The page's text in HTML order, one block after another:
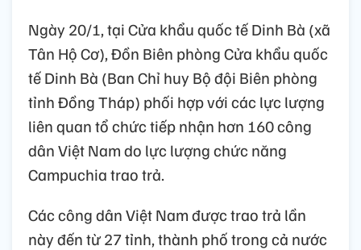
Ngày 20/1, tại Cửa khẩu quốc tế Dinh Bà (xã
Tân Hộ Cơ), Đồn Biên phòng Cửa khẩu quốc
tế Dinh Bà (Ban Chỉ huy Bộ đội Biên phòng
tỉnh Đồng Tháp) phối hợp với các lực lượng
liên quan tổ chức tiếp nhận hơn 160 công
dân Việt Nam do lực lượng chức năng
Campuchia trao trả.
Các công dân Việt Nam được trao trả lần
này đến từ 27 tỉnh, thành phố trong cả nước